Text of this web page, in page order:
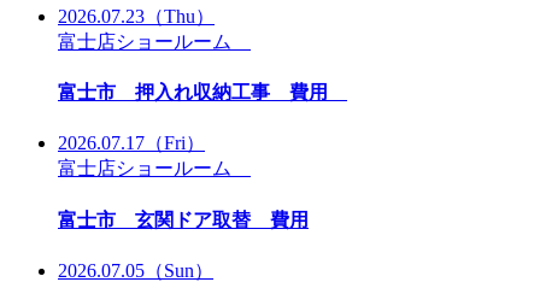
2026.07.23 （Thu）
富士店ショールーム
富士市 押入れ収納工事 費用
2026.07.17 （Fri）
富士店ショールーム
富士市 玄関ドア取替 費用
2026.07.05 （Sun）